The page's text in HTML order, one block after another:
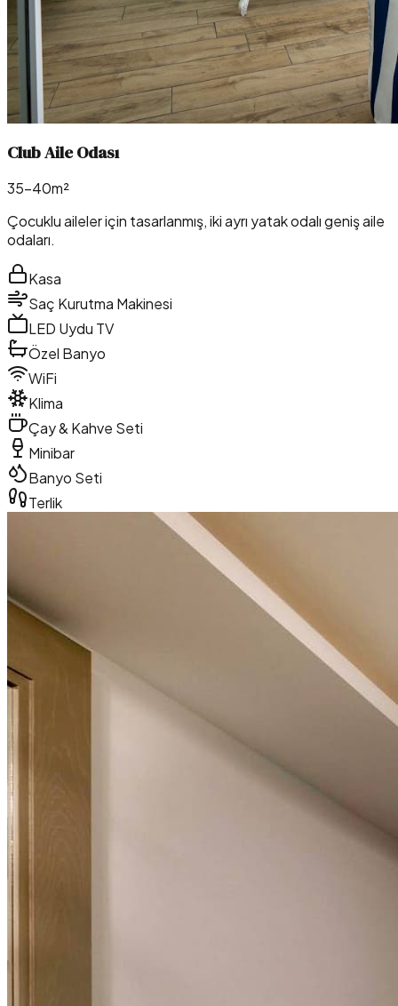
Club Aile Odası
35–40m²
Çocuklu aileler için tasarlanmış, iki ayrı yatak odalı geniş aile
odaları.
Kasa
Saç Kurutma Makinesi
LED Uydu TV
Özel Banyo
WiFi
Klima
Çay & Kahve Seti
Minibar
Banyo Seti
Terlik